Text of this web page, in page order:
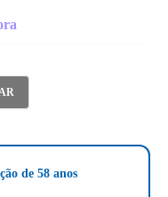
de 58 anos